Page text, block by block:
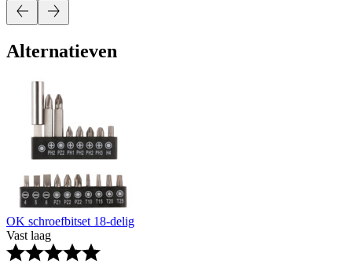
Alternatieven
OK schroefbitset 18-delig
Vast laag